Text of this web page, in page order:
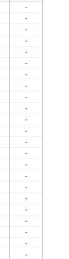
-
-
-
-
-
-
-
-
-
-
-
-
-
-
-
-
-
-
-
-
-
-
-